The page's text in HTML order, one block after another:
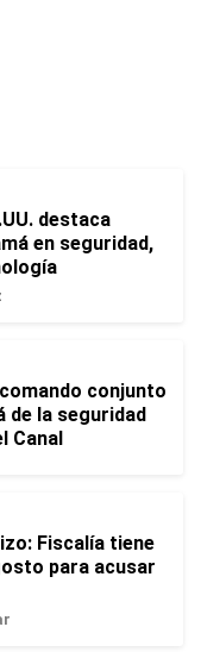
destaca
en seguridad,
conjunto
de la seguridad
Canal
Fiscalía tiene
para acusar